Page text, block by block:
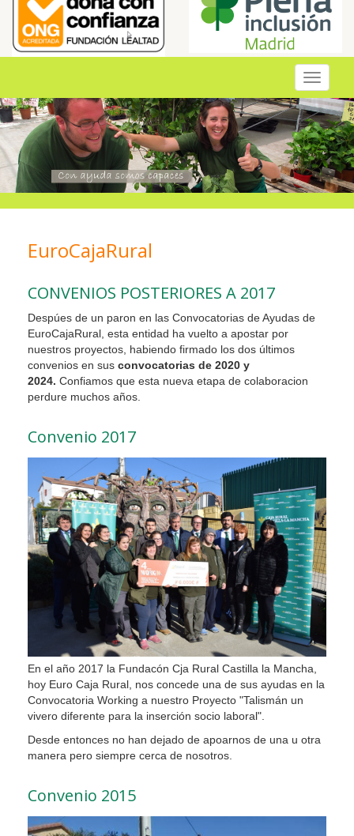
Toggle
EuroCajaRural
CONVENIOS POSTERIORES A 2017
Despúes de un paron en las Convocatorias de Ayudas de
EuroCajaRural, esta entidad ha vuelto a apostar por
nuestros proyectos, habiendo firmado los dos últimos
convenios en sus convocatorias de 2020 y
2024. Confiamos que esta nueva etapa de colaboracion
perdure muchos años.
Convenio 2017
En el año 2017 la Fundacón Cja Rural Castilla la Mancha,
hoy Euro Caja Rural, nos concede una de sus ayudas en la
Convocatoria Working a nuestro Proyecto "Talismán un
vivero diferente para la inserción socio laboral".
Desde entonces no han dejado de apoarnos de una u otra
manera pero siempre cerca de nosotros.
Convenio 2015